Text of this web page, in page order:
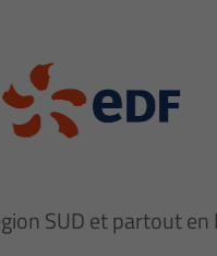
SUD et partout